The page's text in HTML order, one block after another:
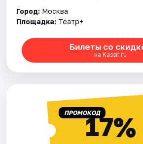
Город: Москва
Площадка: Театр+
Билеты со
на Kassir.ru
ПРОМОКОД17%